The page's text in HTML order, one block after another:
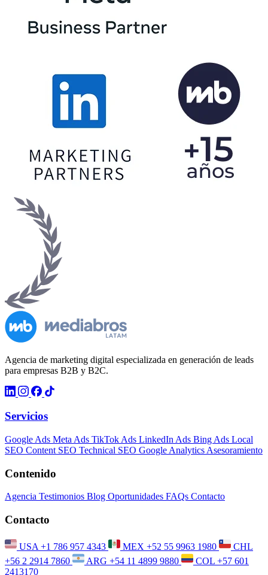
Agencia de marketing digital especializada en generación de leads
para empresas B2B y B2C.
Servicios
Google Ads Meta Ads TikTok Ads LinkedIn Ads Bing Ads Local
SEO Content SEO Technical SEO Google Analytics Asesoramiento
Contenido
Agencia Testimonios Blog Oportunidades FAQs Contacto
Contacto
USA +1 786 957 4343 MEX +52 55 9963 1980
CHL
+56 2 2914 7860
ARG +54 11 4899 9880 COL +57 601
2413170